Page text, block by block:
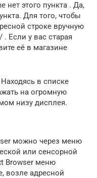
нет этого пункта . Да,
Для того, чтобы
строке вручную
Если у вас старая
её в магазине
в списке
на огромную
низу дисплея.
можно через меню
или сенсорной
Browser меню
возле адресной